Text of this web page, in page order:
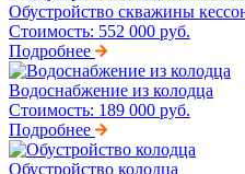
Обустройство скважины
Стоимость: 552 000 руб.
Подробнее
Водоснабжение из колодца
Стоимость: 189 000 руб.
Подробнее
Обустройство колодца